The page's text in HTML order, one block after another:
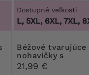
Dostupné veľkosti
4XL, 5XL, 6XL, 7XL,
Béžové tvarujúce
nohavičky s
vysokým pásom
21,99 €